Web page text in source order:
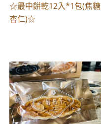
☆最中餅乾12入*1包(焦糖
杏仁)☆